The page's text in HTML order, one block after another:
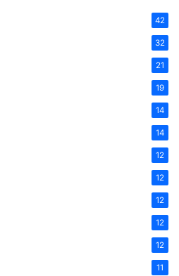
42
32
21
19
14
14
12
12
12
12
12
11